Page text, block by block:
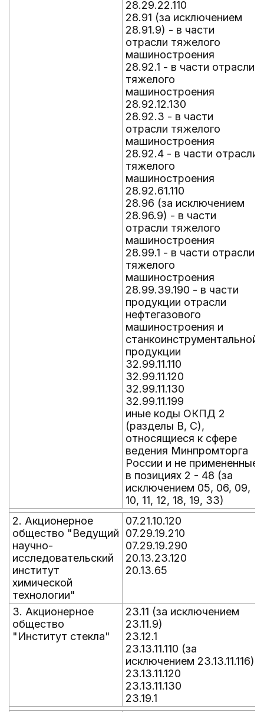
28.29.22.110
28.91 (за исключением
28.91.9) - в части
отрасли тяжелого
машиностроения
28.92.1 - в части отрасли
тяжелого
машиностроения
28.92.12.130
28.92.3 - в части
отрасли тяжелого
машиностроения
28.92.4 - в части отрасли
тяжелого
машиностроения
28.92.61.110
28.96 (за исключением
28.96.9) - в части
отрасли тяжелого
машиностроения
28.99.1 - в части отрасли
тяжелого
машиностроения
28.99.39.190 - в части
продукции отрасли
нефтегазового
машиностроения и
станкоинструментальной
продукции
32.99.11.110
32.99.11.120
32.99.11.130
32.99.11.199
иные коды ОКПД 2
(разделы B, C),
относящиеся к сфере
ведения Минпромторга
России и не примененные
в позициях 2 - 48 (за
исключением 05, 06, 09,
10, 11, 12, 18, 19, 33)
2. Акционерное
общество "Ведущий
научно-
исследовательский
институт
химической
технологии"
07.21.10.120
07.29.19.210
07.29.19.290
20.13.23.120
20.13.65
3. Акционерное
общество
"Институт стекла"
23.11 (за исключением
23.11.9)
23.12.1
23.13.11.110 (за
исключением 23.13.11.116)
23.13.11.120
23.13.11.130
23.19.1